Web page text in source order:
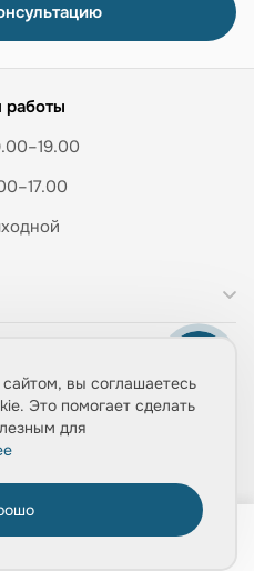
вы соглашаетесь
Это помогает сделать
для